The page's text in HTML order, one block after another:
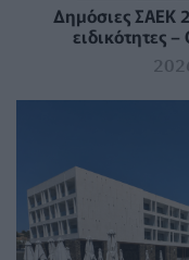
Δημόσιες ΣΑΕΚ
ειδικότητες